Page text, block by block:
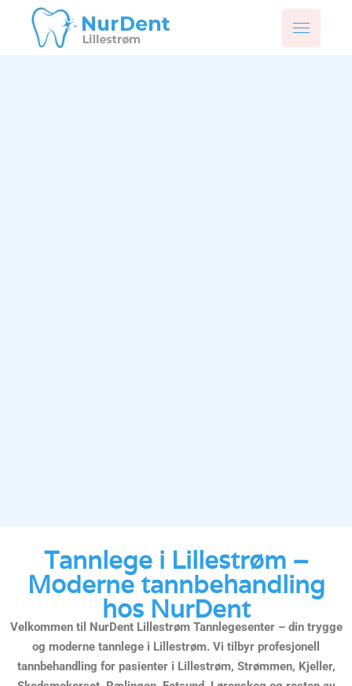
Tannlege i Lillestrøm –
Moderne tannbehandling
hos NurDent
Velkommen til NurDent Lillestrøm Tannlegesenter – din trygge
og moderne tannlege i Lillestrøm. Vi tilbyr profesjonell
tannbehandling for pasienter i Lillestrøm, Strømmen, Kjeller,